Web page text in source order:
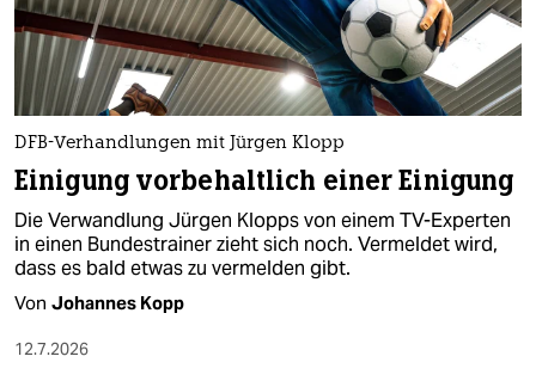
nord
wahrheit
verlag
verlag
veranstaltungen
shop
fragen & hilfe
DFB-Verhandlungen mit Jürgen Klopp
Einigung vorbehaltlich einer Einigung
Die Verwandlung Jürgen Klopps von einem TV-Experten
in einen Bundestrainer zieht sich noch. Vermeldet wird,
dass es bald etwas zu vermelden gibt.
Von Johannes Kopp
12.7.2026